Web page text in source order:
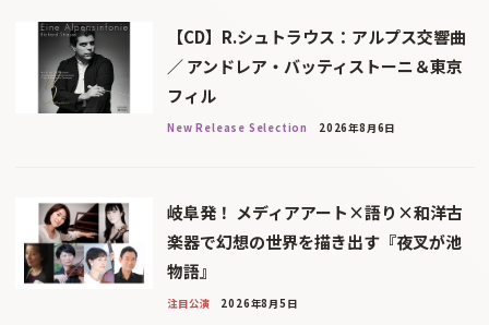
【CD】R.シュトラウス：アルプス交響曲
／ アンドレア・バッティストーニ＆東京
フィル
New Release Selection 2026年8月6日
岐阜発！ メディアアート×語り×和洋古
楽器で幻想の世界を描き出す『夜叉が池
物語』
注目公演 2026年8月5日